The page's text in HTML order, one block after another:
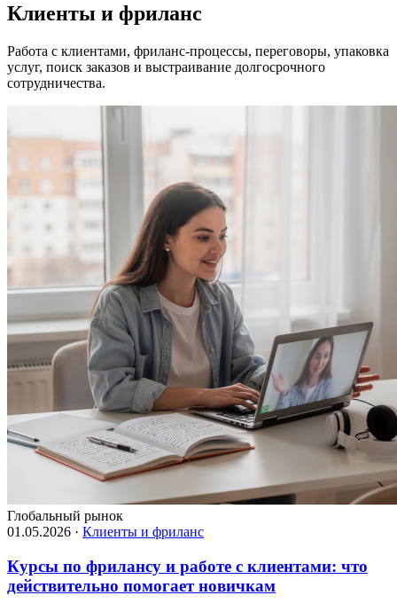
Клиенты и фриланс
Работа с клиентами, фриланс-процессы, переговоры, упаковка
услуг, поиск заказов и выстраивание долгосрочного
сотрудничества.
Глобальный рынок
01.05.2026 · Клиенты и фриланс
Курсы по фрилансу и работе с клиентами: что
действительно помогает новичкам